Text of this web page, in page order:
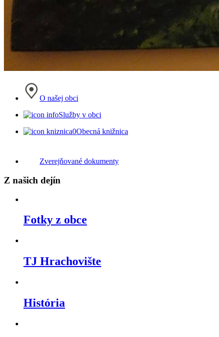
O našej obci
Služby v obci
Obecná knižnica
Zverejňované dokumenty
Z našich dejín
Fotky z obce
TJ Hrachovište
História